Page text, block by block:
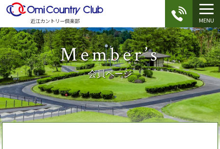
近江カントリー倶楽部 MENU
Member’s
会員ページ